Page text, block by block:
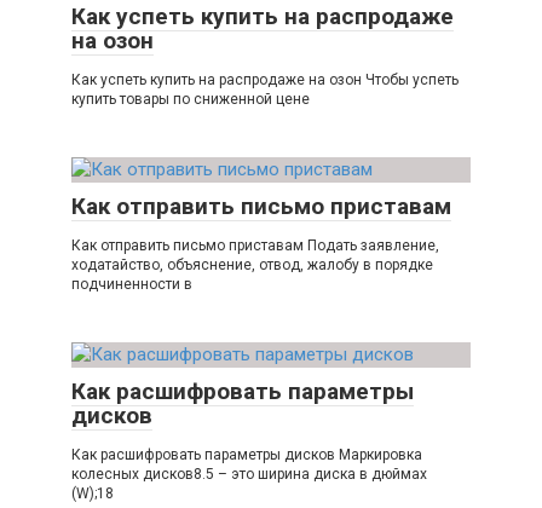
Как успеть купить на распродаже
на озон
Как успеть купить на распродаже на озон Чтобы успеть
купить товары по сниженной цене
Как отправить письмо приставам
Как отправить письмо приставам Подать заявление,
ходатайство, объяснение, отвод, жалобу в порядке
подчиненности в
Как расшифровать параметры
дисков
Как расшифровать параметры дисков Маркировка
колесных дисков8.5 – это ширина диска в дюймах
(W);18